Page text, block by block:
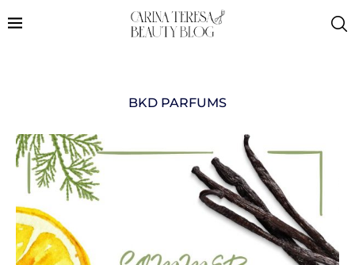
BKD PARFUMS